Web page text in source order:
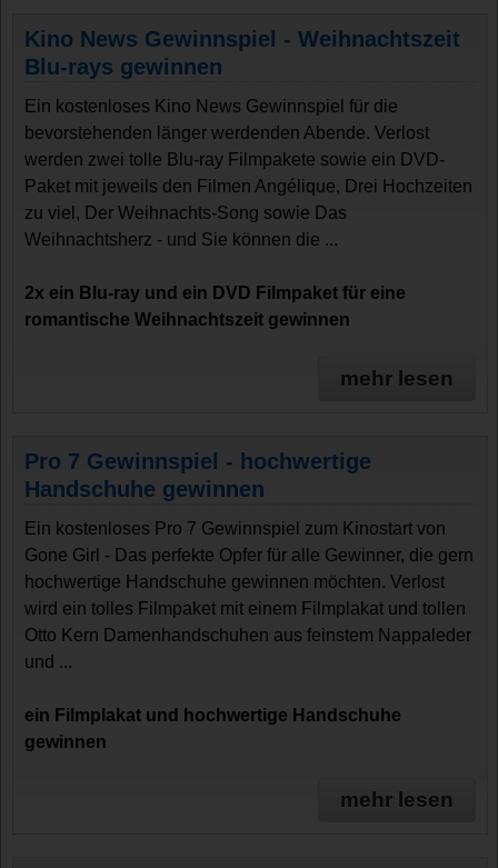
Kino News Gewinnspiel - Weihnachtszeit
Blu-rays gewinnen
Ein kostenloses Kino News Gewinnspiel für die
bevorstehenden länger werdenden Abende. Verlost
werden zwei tolle Blu-ray Filmpakete sowie ein DVD-
Paket mit jeweils den Filmen Angélique, Drei Hochzeiten
zu viel, Der Weihnachts-Song sowie Das
Weihnachtsherz - und Sie können die ...
2x ein Blu-ray und ein DVD Filmpaket für eine
romantische Weihnachtszeit gewinnen
mehr lesen
Pro 7 Gewinnspiel - hochwertige
Handschuhe gewinnen
Ein kostenloses Pro 7 Gewinnspiel zum Kinostart von
Gone Girl - Das perfekte Opfer für alle Gewinner, die gern
hochwertige Handschuhe gewinnen möchten. Verlost
wird ein tolles Filmpaket mit einem Filmplakat und tollen
Otto Kern Damenhandschuhen aus feinstem Nappaleder
und ...
ein Filmplakat und hochwertige Handschuhe
gewinnen
mehr lesen